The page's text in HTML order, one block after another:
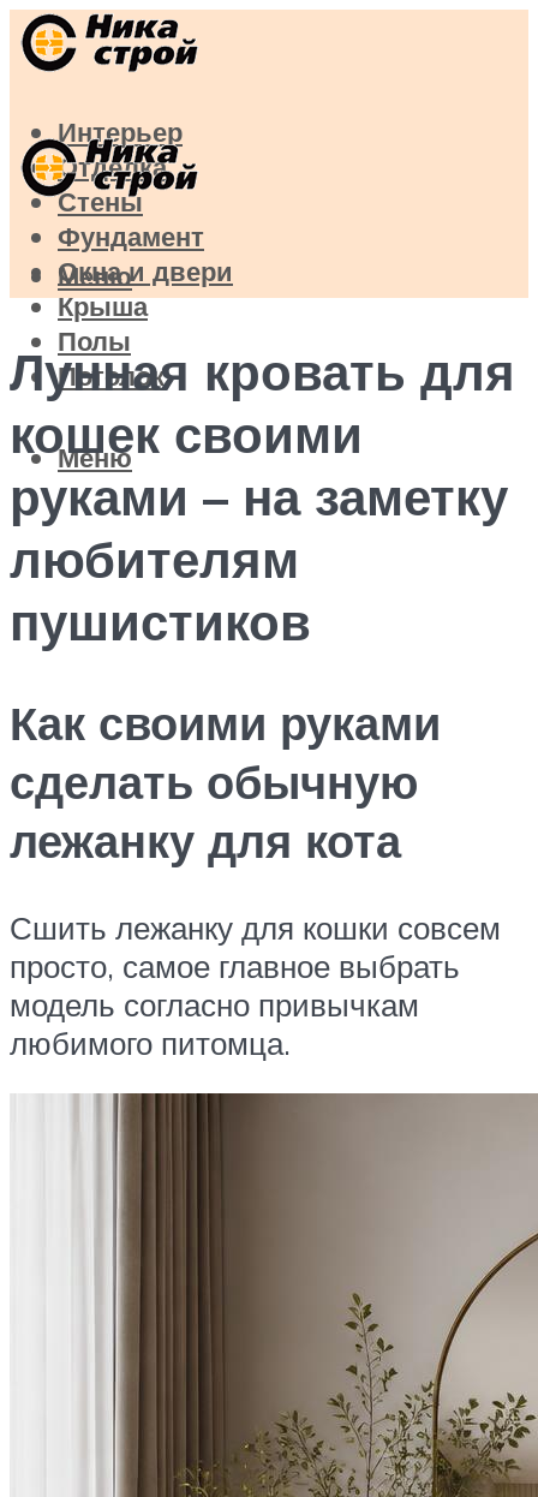
Интерьер
Отделка
Стены
Фундамент
Окна и двери
Крыша
Полы
Потолок
Меню
Меню
Лунная кровать для
кошек своими
руками – на заметку
любителям
пушистиков
Как своими руками
сделать обычную
лежанку для кота
Сшить лежанку для кошки совсем
просто, самое главное выбрать
модель согласно привычкам
любимого питомца.